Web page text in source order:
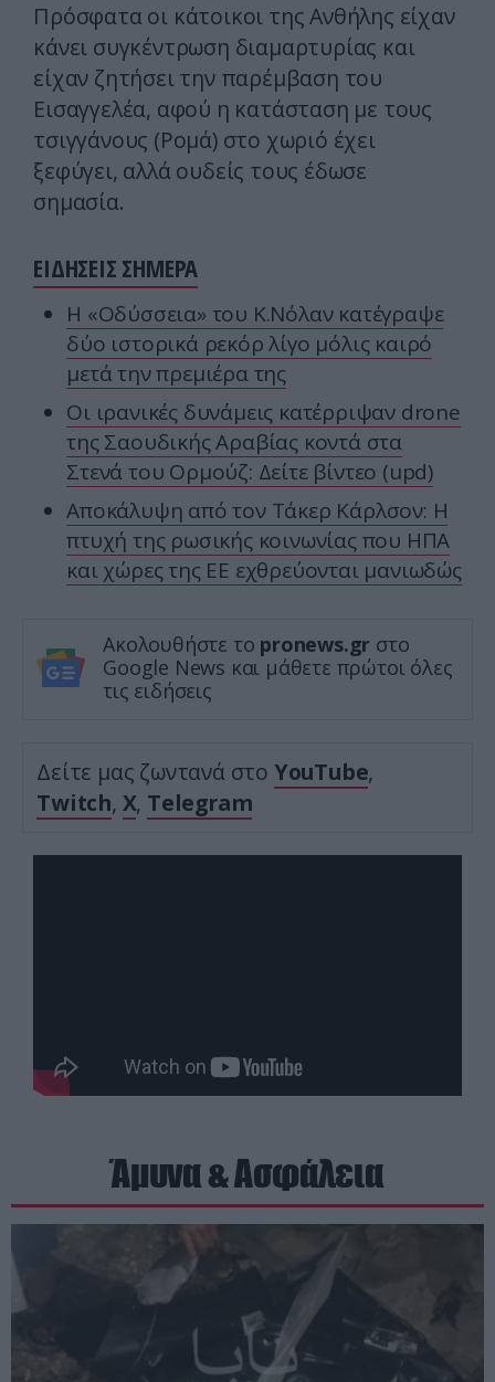
Πρόσφατα οι κάτοικοι της Ανθήλης είχαν
κάνει συγκέντρωση διαμαρτυρίας και
είχαν ζητήσει την παρέμβαση του
Εισαγγελέα, αφού η κατάσταση με τους
τσιγγάνους (Ρομά) στο χωριό έχει
ξεφύγει, αλλά ουδείς τους έδωσε
σημασία.
ΕΙΔΗΣΕΙΣ ΣΗΜΕΡΑ
Η «Οδύσσεια» του Κ.Νόλαν κατέγραψε
δύο ιστορικά ρεκόρ λίγο μόλις καιρό
μετά την πρεμιέρα της
Οι ιρανικές δυνάμεις κατέρριψαν drone
της Σαουδικής Αραβίας κοντά στα
Στενά του Ορμούζ: Δείτε βίντεο (upd)
Αποκάλυψη από τον Τάκερ Κάρλσον: Η
πτυχή της ρωσικής κοινωνίας που ΗΠΑ
και χώρες της ΕΕ εχθρεύονται μανιωδώς
Ακολουθήστε το pronews.gr στο
Google News και μάθετε πρώτοι όλες
τις ειδήσεις
Δείτε μας ζωντανά στο YouTube,
Twitch, X, Telegram
Άμυνα & Ασφάλεια